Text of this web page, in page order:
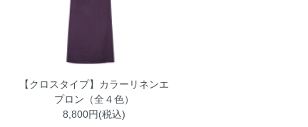
【クロスタイプ】カラーリネンエ
プロン（全４色）
8,800円(税込)